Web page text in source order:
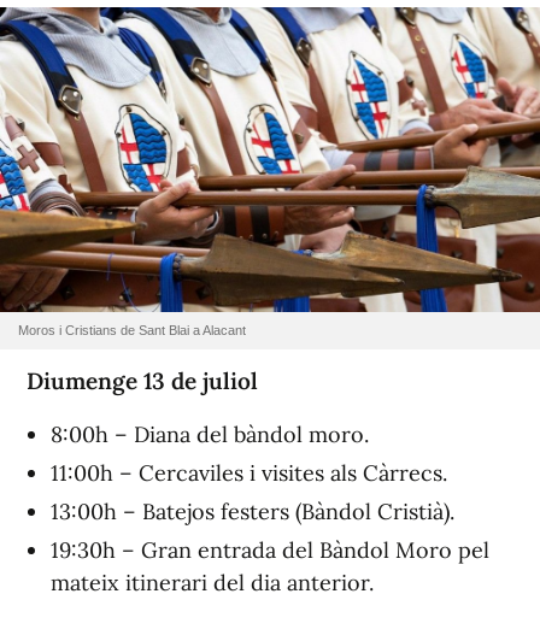
Moros i Cristians de Sant Blai a Alacant
Diumenge 13 de juliol
8:00h – Diana del bàndol moro.
11:00h – Cercaviles i visites als Càrrecs.
13:00h – Batejos festers (Bàndol Cristià).
19:30h – Gran entrada del Bàndol Moro pel
mateix itinerari del dia anterior.